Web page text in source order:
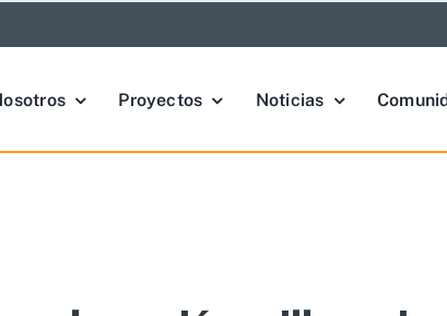
Proyectos Noticias